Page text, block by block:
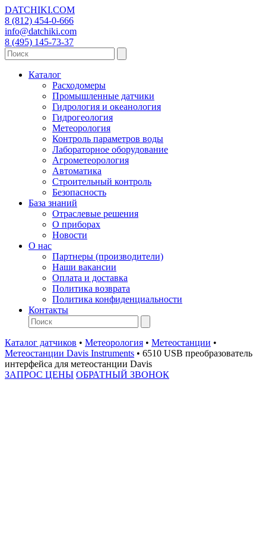
DATCHIKI.COM
8 (812) 454-0-666
info@datchiki.com
8 (495) 145-73-37
Каталог
Расходомеры
Промышленные датчики
Гидрология и океанология
Гидрогеология
Метеорология
Контроль параметров воды
Лабораторное оборудование
Агрометеорология
Автоматика
Строительный контроль
Безопасность
База знаний
Отраслевые решения
О приборах
Новости
О нас
Партнеры (производители)
Наши вакансии
Оплата и доставка
Политика возврата
Политика конфиденциальности
Контакты
Каталог датчиков • Метеорология • Метеостанции •
Метеостанции Davis Instruments • 6510 USB преобразователь
интерфейса для метеостанции Davis
ЗАПРОС ЦЕНЫ ОБРАТНЫЙ ЗВОНОК